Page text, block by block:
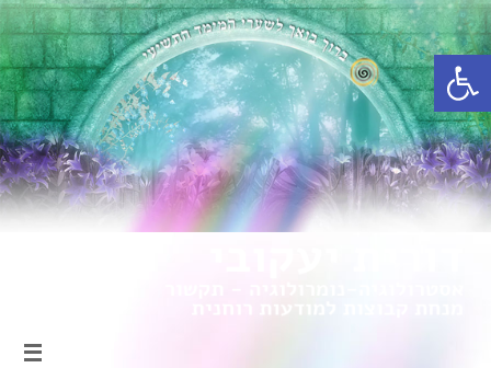
פתח סרגל נגישות